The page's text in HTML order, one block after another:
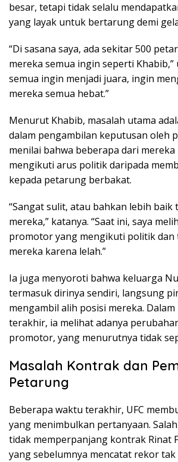
besar, tetapi tidak selalu
yang layak untuk bertarung demi
“Di sasana saya, ada sekitar 500
mereka semua ingin seperti Khabib,”
semua ingin menjadi juara, ingin
mereka semua hebat.”
Menurut Khabib, masalah utama
dalam pengambilan keputusan oleh
menilai bahwa beberapa dari
mengikuti arus politik daripada
kepada petarung berbakat.
“Sangat sulit, atau bahkan lebih
mereka,” katanya. “Saat ini, saya
promotor yang mengikuti politik
mereka karena lelah.”
Ia juga menyoroti bahwa keluarga
termasuk dirinya sendiri, langsung
mengambil alih posisi mereka.
terakhir, ia melihat adanya
promotor, yang menurutnya tidak
Masalah Kontrak dan
Petarung
Beberapa waktu terakhir, UFC
yang menimbulkan pertanyaan.
tidak memperpanjang kontrak Rinat
yang sebelumnya mencatat rekor